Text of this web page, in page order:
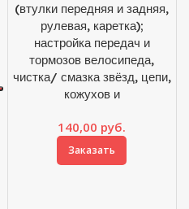
(втулки передняя и задняя,
рулевая, каретка);
настройка передач и
тормозов велосипеда,
чистка/ смазка звёзд, цепи,
кожухов и
140,00 руб.
Заказать